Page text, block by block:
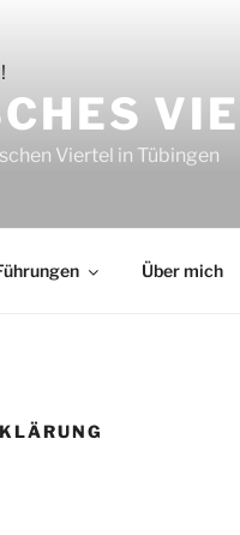
Viertel in Tübingen
Über mich